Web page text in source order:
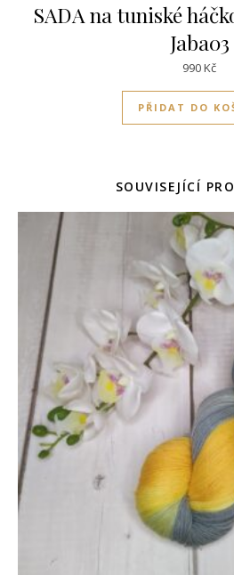
SADA na tuniské
Jaba03
990Kč
PŘIDAT DO
SOUVISEJÍCÍ